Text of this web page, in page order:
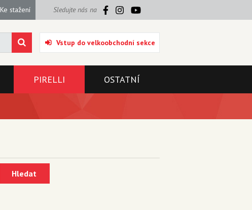
Ke stažení Sledujte nás na
Vstup do velkoobchodní sekce
PIRELLI OSTATNÍ
Hledat